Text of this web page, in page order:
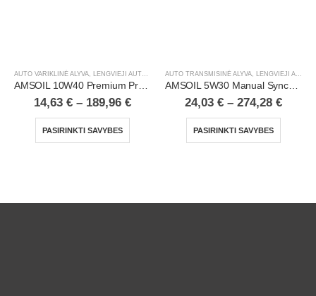
AUTO VARIKLINĖ ALYVA, LENGVIEJI AUTOMOBILIAI
AMSOIL 10W40 Premium Protection 100% Synthetic Motor Oil
14,63 € – 189,96 €
PASIRINKTI SAVYBES
AUTO TRANSMISINĖ ALYVA, LENGVIEJI AUTOMOBILIAI
AMSOIL 5W30 Manual Synchromesh Transmission Fluid
24,03 € – 274,28 €
PASIRINKTI SAVYBES